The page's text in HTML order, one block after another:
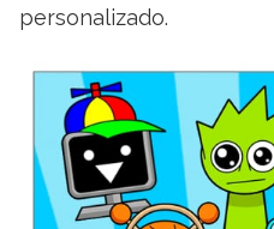
personalizado.